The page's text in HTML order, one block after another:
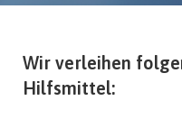
Wir verleihen
Hilfsmittel: